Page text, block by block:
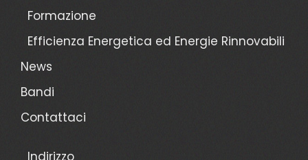
Formazione
Efficienza Energetica ed Energie Rinnovabili
News
Bandi
Contattaci
Indirizzo